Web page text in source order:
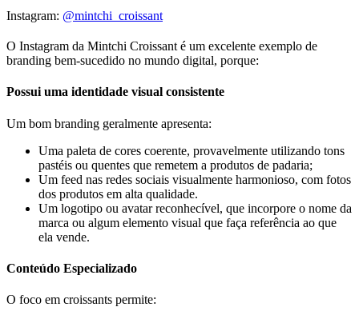
Instagram: @mintchi_croissant
O Instagram da Mintchi Croissant é um excelente exemplo de
branding bem-sucedido no mundo digital, porque:
Possui uma identidade visual consistente
Um bom branding geralmente apresenta:
Uma paleta de cores coerente, provavelmente utilizando tons
pastéis ou quentes que remetem a produtos de padaria;
Um feed nas redes sociais visualmente harmonioso, com fotos
dos produtos em alta qualidade.
Um logotipo ou avatar reconhecível, que incorpore o nome da
marca ou algum elemento visual que faça referência ao que
ela vende.
Conteúdo Especializado
O foco em croissants permite: